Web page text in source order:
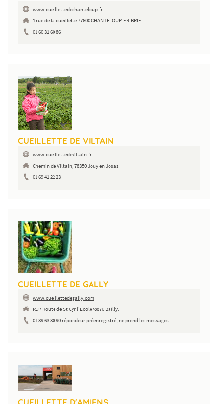
www.cueillettedechanteloup.fr
1 rue de la cueillette 77600 CHANTELOUP-EN-BRIE
01 60 31 60 86
CUEILLETTE DE VILTAIN
www.cueillettedeviltain.fr
Chemin de Viltain, 78350 Jouy en Josas
01 69 41 22 23
CUEILLETTE DE GALLY
www.cueillettedegally.com
RD7 Route de St Cyr l'Ecole78870 Bailly.
01 39 63 30 90 répondeur préenregistré, ne prend les messages
CUEILLETTE D'AMIENS